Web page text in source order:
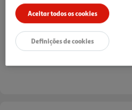
Notas de preparação
Aceitar todos os cookies
Definições de cookies